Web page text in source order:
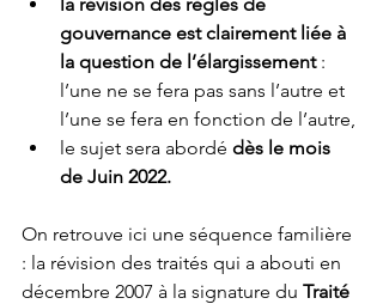
gouvernance est clairement liée à
la question de l’élargissement :
l’une ne se fera pas sans l’autre et
l’une se fera en fonction de l’autre,
le sujet sera abordé dès le mois
de Juin 2022.
On retrouve ici une séquence familière
: la révision des traités qui a abouti en
décembre 2007 à la signature du Traité